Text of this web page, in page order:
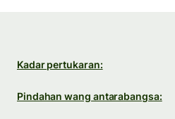
Kadar pertukaran:
Pindahan wang antarabangsa: